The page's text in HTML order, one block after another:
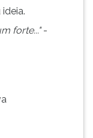
forte..."-